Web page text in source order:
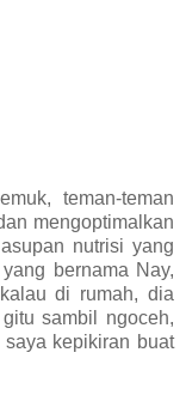
teman-teman
mengoptimalkan
nutrisi yang
bernama Nay,
di rumah, dia
sambil ngoceh,
kepikiran buat